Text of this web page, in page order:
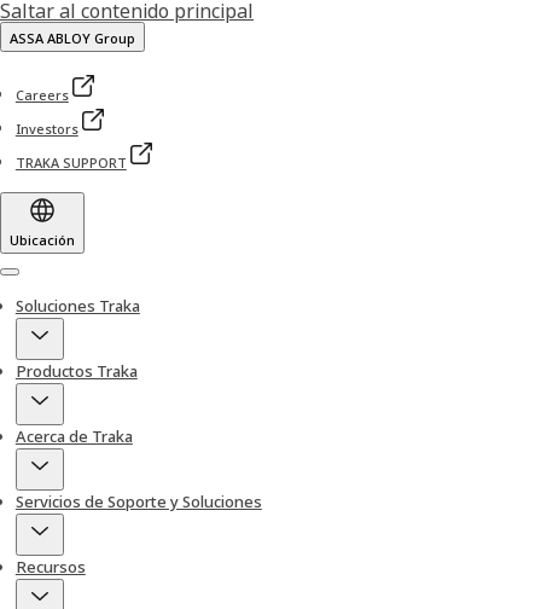
Saltar al contenido principal
ASSA ABLOY Group
Careers
Investors
TRAKA SUPPORT
Ubicación
Menu
Soluciones Traka
Productos Traka
Acerca de Traka
Servicios de Soporte y Soluciones
Recursos